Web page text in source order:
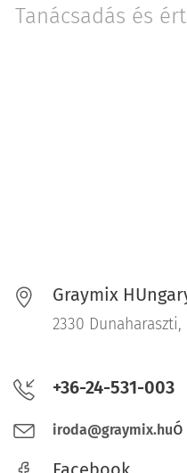
Tanácsadás és
Graymix
2330
+36-24-531-003
iroda@graymix.huó